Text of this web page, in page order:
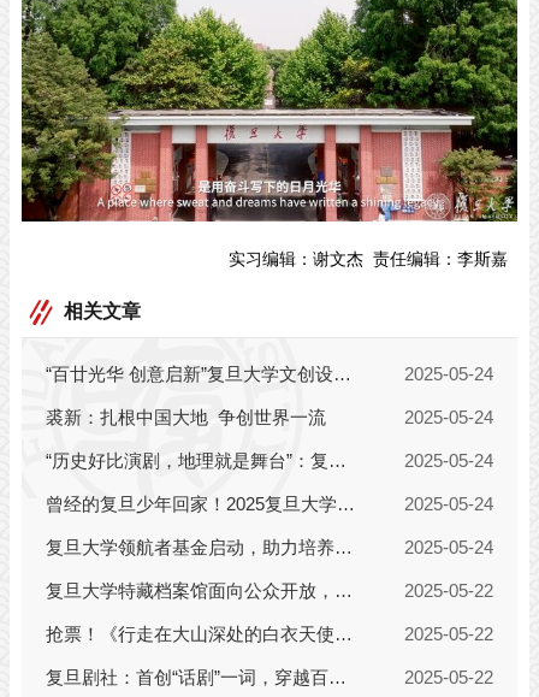
实习编辑： 谢文杰 责任编辑： 李斯嘉
相关文章